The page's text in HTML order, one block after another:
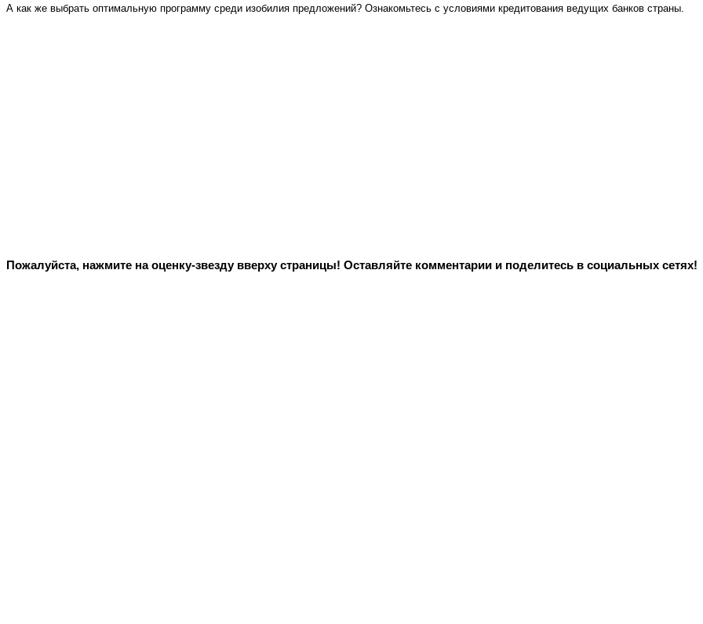
А как же выбрать оптимальную программу среди изобилия предложений? Ознакомьтесь с условиями кредитования ведущих банков страны.
Пожалуйста, нажмите на оценку-звезду вверху страницы! Оставляйте комментарии и поделитесь в социальных сетях!